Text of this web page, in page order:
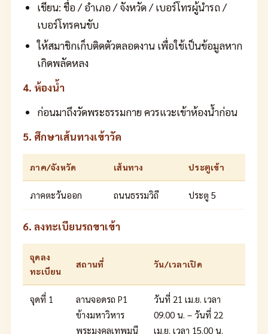
เขียน: ชื่อ / อำเภอ / จังหวัด / เบอร์โทรผู้นำรถ /
เบอร์โทรคนขับ
ให้สมาชิกเก็บติดตัวตลอดงาน เพื่อใช้เป็นข้อมูลหาก
เกิดพลัดหลง
4. ห้องน้ำ
ก่อนมาถึงวัดพระธรรมกาย ควรแวะเข้าห้องน้ำก่อน
5. ศึกษาเส้นทางเข้าวัด
ภาค/จังหวัด เส้นทาง ประตูเข้า
ภาคตะวันออก ถนนธรรมวิถี ประตู 5
6. ลงทะเบียนรถขาเข้า
จุดลง
ทะเบียน
สถานที่ วัน/เวลาเปิด
จุดที่ 1
ลานจอดรถ P1
ข้างมหาวิหาร
พระมงคลเทพมุนี
วันที่ 21 เม.ย. เวลา
09.00 น. – วันที่ 22
เม.ย. เวลา 15.00 น.